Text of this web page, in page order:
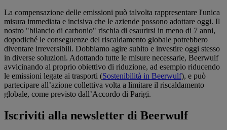
La compensazione delle emissioni può talvolta rappresentare l'unica
misura immediata e incisiva che le aziende possono adottare oggi. Il
nostro "bilancio di carbonio" rischia di esaurirsi in meno di 7 anni,
dopodiché le conseguenze del riscaldamento globale potrebbero
diventare irreversibili. Dobbiamo agire subito e investire oggi stesso
in diverse soluzioni. Adottando tutte le misure necessarie, Beerwulf
avvicinando al proprio obiettivo di riduzione, ad esempio riducendo
le emissioni legate ai trasporti (Sostenibilità in Beerwulf), e può
partecipare all’azione collettiva volta a limitare il riscaldamento
globale, come previsto dall’Accordo di Parigi.
Iscriviti alla newsletter di Beerwulf